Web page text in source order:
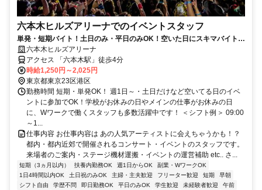
六本木ヒルズアリーナでのイベントスタッフ
単発・短期バイト！土日のみ・平日のみOK！空いた日にスキマバイト！
未経験歓迎！髪色・髪型・ネイルOK
六本木ヒルズアリーナ
アクセス 「六本木駅」徒歩4分
時給1,250円～2,025円
東京都東京23区港区
勤務時間 短期・単発OK！ 週1日～・土日だけなど空いてる日のイベ
ントに参加でOK！学校がお休みの日やメインの仕事がお休みの日
に、Wワークで働くスタッフも多数活躍中です！ ＜シフト例＞ 09:00
～1...
仕事内容 お仕事内容は あの人気アーティストに会えちゃうかも！？
都内・都内近郊で開催されるコンサート・イベントのスタッフです。
来場者のご案内・ステージ機材運搬・イベントの運営補助 etc.. さ...
短期（3ヵ月以内） 扶養内勤務OK 週1日からOK
副業・WワークOK
1日4時間以内OK
土日祝のみOK 主婦・主夫歓迎 フリーター歓迎 短期
早朝
シフト自由
学歴不問 即日勤務OK 平日のみOK 学生歓迎 未経験者歓迎
午前